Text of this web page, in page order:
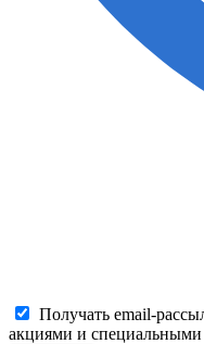
Получать email-
акциями и